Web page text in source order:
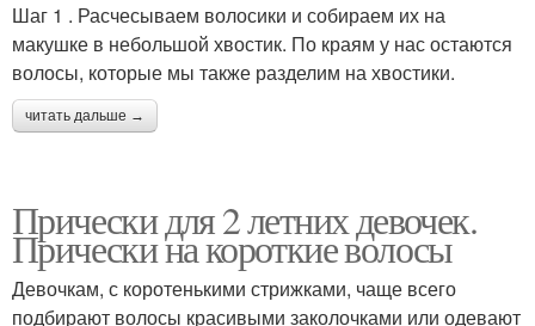
Шаг 1 . Расчесываем волосики и собираем их на
макушке в небольшой хвостик. По краям у нас остаются
волосы, которые мы также разделим на хвостики.
читать дальше →
Прически для 2 летних девочек.
Прически на короткие волосы
Девочкам, с коротенькими стрижками, чаще всего
подбирают волосы красивыми заколочками или одевают